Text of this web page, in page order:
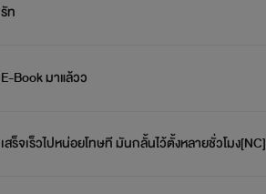
รัท
E-Book มาแล้วว
เสร็จเร็วไปหน่อยโทษที มันกลั้นไว้ตั้งหลายชั่วโมง[NC]